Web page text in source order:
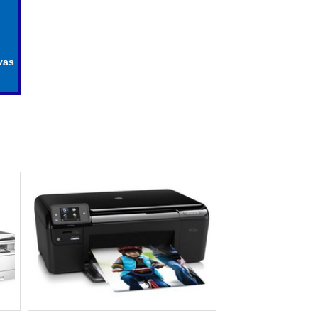
É
IMPRESSORAS COLORIDAS
MANUTENCAO DE IMPRESSORA EPSON​
IMPRESSORA FRENTE E VERSO
AUTOMATICA
IMPRESSORAS A3 SUBLIMATICA​
IMPRESSORAS SEM FIOS​
IMPRESSORA COLORIDA COM TANQUE DE